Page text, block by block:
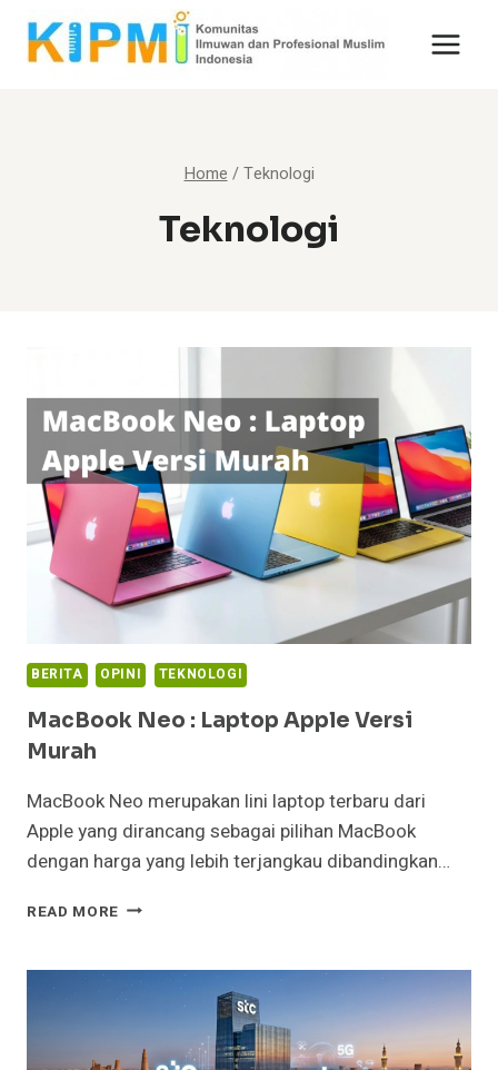
Skip
Home / Teknologi
Teknologi
BERITA OPINI TEKNOLOGI
MacBook Neo : Laptop Apple Versi
Murah
MacBook Neo merupakan lini laptop terbaru dari
Apple yang dirancang sebagai pilihan MacBook
dengan harga yang lebih terjangkau dibandingkan…
READ MORE MACBOOK
LAPTOP
APPLE
MURAH